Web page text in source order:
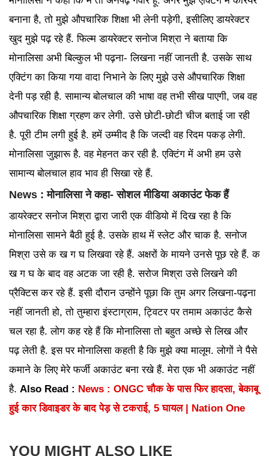
बनाना है, तो मुझे औपचारिक शिक्षा भी लेनी पड़ेगी, इसीलिए डायरेक्टर
खुद मुझे पढ़ रहे हैं. फिल्म डायरेक्टर सनोज मिश्रा ने बताया कि
मोनालिसा अभी बिल्कुल भी पढ़ना- लिखना नहीं जानती है. उसके साथ
एक्टिंग का किया गया वादा निभाने के लिए मुझे उसे औपचारिक शिक्षा
देनी पड़ रही है. सामान्य बोलचाल की भाषा वह तभी सीख पाएगी, जब वह
औपचारिक शिक्षा ग्रहण कर लेगी. उसे छोटी-छोटी चीज बताई जा रही
है. पूरी टीम लगी हुई है. हमें उम्मीद है कि जल्दी वह रिदम पकड़ लेगी.
मोनालिसा जुझारू है. वह मेहनत कर रही है. एक्टिंग में अभी हम उसे
सामान्य बोलचाल हाव भाव ही सिखा रहे हैं.
News : मोनालिसा ने कहा- सोशल मीडिया अकाउंट फेक हैं
डायरेक्टर सनोज मिश्रा द्वारा जारी एक वीडियो में दिख रहा है कि
मोनालिसा सामने बैठी हुई है. उसके हाथ में स्लेट और चाक है. सनोज
मिश्रा उसे क ख ग घ लिखवा रहे हैं. अक्षरों के मायने उनसे पूछ रहे हैं. क
ख ग घ के बाद वह अटक जा रही है. सरोज मिश्रा उसे लिखने की
प्रैक्टिस कर रहे हैं. इसी दौरान उन्होंने पूछा कि तुम अगर लिखना-पढ़ना
नहीं जानती हो, तो तुम्हारा इंस्टाग्राम, ट्विटर पर तमाम अकाउंट कैसे
चल रहा है. लोग कह रहे हैं कि मोनालिसा तो बहुत अच्छे से लिख और
पढ़ लेती है. इस पर मोनालिसा कहती है कि मुझे क्या मालूम. लोगों ने पैसे
कमाने के लिए मेरे फर्जी अकाउंट बना रखे हैं. मेरा एक भी अकाउंट नहीं
है. Also Read : News : ONGC चौक के पास फिर हादसा, बेकाबू
हुई कार डिवाइडर के बाद पेड़ से टकराई, 5 घायल | Nation One
YOU MIGHT ALSO LIKE